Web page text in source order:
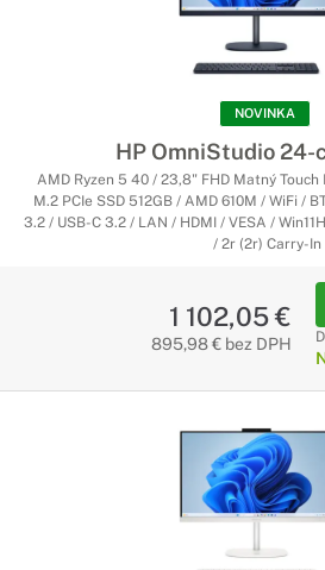
NOVINKA
HP OmniStudio 24-
AMD Ryzen 5 40 / 23,8" FHD Matný Touch
M.2 PCIe SSD 512GB / AMD 610M / WiFi /
3.2 / USB-C 3.2 / LAN / HDMI / VESA /
/ 2r (2r) Carry-In
1 102,05 €
895,98 € bez DPH